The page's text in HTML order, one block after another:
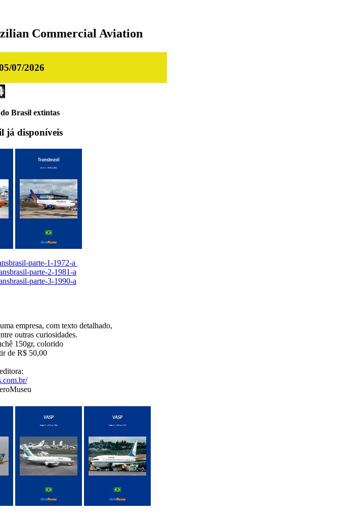
Commercial Aviation
07/2026
Brasil extintas
já disponíveis
parte-1-1972-a
parte-2-1981-a
parte-3-1990-a
empresa, com texto detalhado,
outras curiosidades.
150gr, colorido
de R$ 50,00